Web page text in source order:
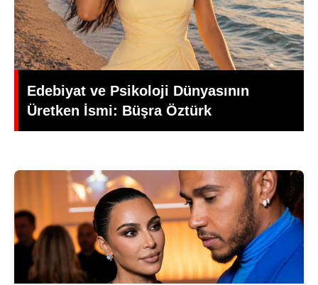
Yeşilçam’da Yas: Kadir İnanır Hayatını
Kaybetti, Yönetmen Mehmet Ali
Gündoğdu’dan Duygusal Veda